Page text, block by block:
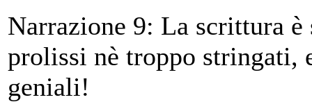
Narrazione 9: La scrittura
prolissi nè troppo stringati,
geniali!